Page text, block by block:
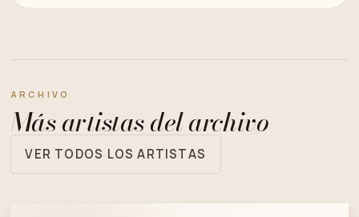
ARCHIVO
Más artistas del archivo
VER TODOS LOS ARTISTAS